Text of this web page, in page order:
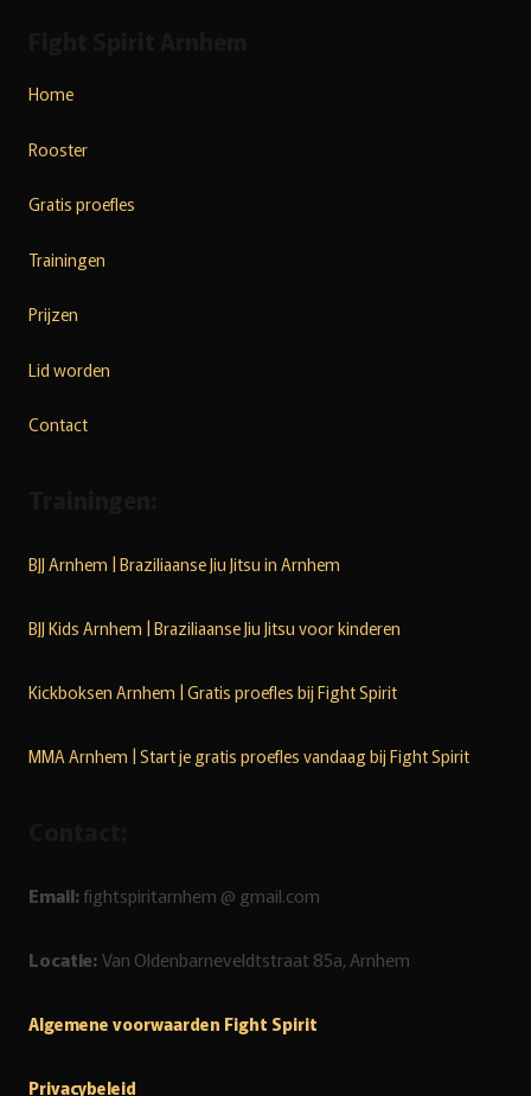
Home
Rooster
Gratis proefles
Trainingen
Prijzen
Lid worden
Contact
BJJ Arnhem | Braziliaanse Jiu Jitsu in Arnhem
BJJ Kids Arnhem | Braziliaanse Jiu Jitsu voor kinderen
Kickboksen Arnhem | Gratis proefles bij Fight Spirit
MMA Arnhem | Start je gratis proefles vandaag bij Fight Spirit
Email:fightspiritarnhem @ gmail.com
Locatie:Van Oldenbarneveldtstraat 85a, Arnhem
Algemene voorwaarden Fight Spirit
Privacybeleid